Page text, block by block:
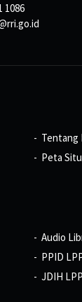
1086
Tentang
Peta
Audio
PPID
JDIH